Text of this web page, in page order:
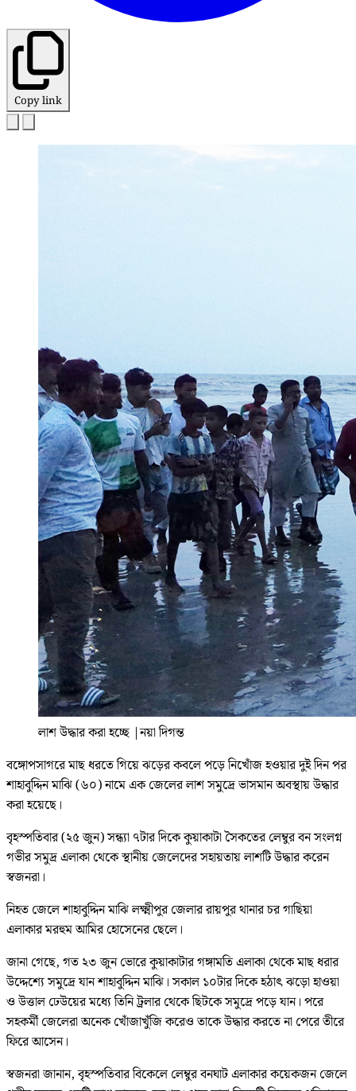
Copy link
লাশ উদ্ধার করা হচ্ছে |নয়া দিগন্ত
বঙ্গোপসাগরে মাছ ধরতে গিয়ে ঝড়ের কবলে পড়ে নিখোঁজ হওয়ার দুই দিন পর
শাহাবুদ্দিন মাঝি (৬০) নামে এক জেলের লাশ সমুদ্রে ভাসমান অবস্থায় উদ্ধার
করা হয়েছে।
বৃহস্পতিবার (২৫ জুন) সন্ধ্যা ৭টার দিকে কুয়াকাটা সৈকতের লেম্বুর বন সংলগ্ন
গভীর সমুদ্র এলাকা থেকে স্থানীয় জেলেদের সহায়তায় লাশটি উদ্ধার করেন
স্বজনরা।
নিহত জেলে শাহাবুদ্দিন মাঝি লক্ষ্মীপুর জেলার রায়পুর থানার চর গাছিয়া
এলাকার মরহুম আমির হোসেনের ছেলে।
জানা গেছে, গত ২৩ জুন ভোরে কুয়াকাটার গঙ্গামতি এলাকা থেকে মাছ ধরার
উদ্দেশ্যে সমুদ্রে যান শাহাবুদ্দিন মাঝি। সকাল ১০টার দিকে হঠাৎ ঝড়ো হাওয়া
ও উত্তাল ঢেউয়ের মধ্যে তিনি ট্রলার থেকে ছিটকে সমুদ্রে পড়ে যান। পরে
সহকর্মী জেলেরা অনেক খোঁজাখুঁজি করেও তাকে উদ্ধার করতে না পেরে তীরে
ফিরে আসেন।
স্বজনরা জানান, বৃহস্পতিবার বিকেলে লেম্বুর বনঘাট এলাকার কয়েকজন জেলে